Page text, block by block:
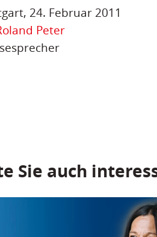
24. Februar 2011
Peter
Sie auch